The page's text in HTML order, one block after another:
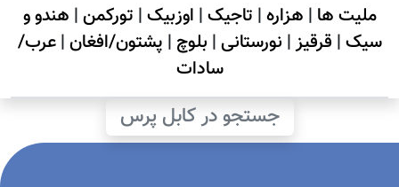
ملیت ها | هزاره| تاجیک| اوزبیک| تورکمن| هندو و
سیک| قرقیز| نورستانی| بلوچ | پشتون/افغان|عرب/
سادات
جستجو در کابل پرس